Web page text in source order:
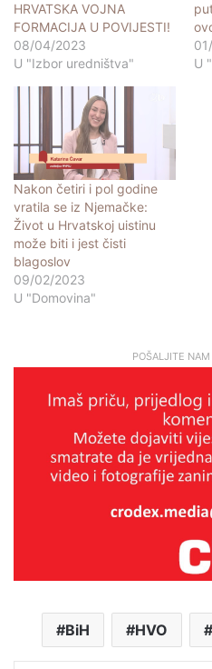
HRVATSKA VOJNA
FORMACIJA U POVIJESTI!
08/04/2023
U "Izbor uredništva"
U
Nakon četiri i pol godine
vratila se iz Njemačke:
Život u Hrvatskoj uistinu
može biti i jest čisti
blagoslov
09/02/2023
U "Domovina"
POŠALJITE
BiH HVO